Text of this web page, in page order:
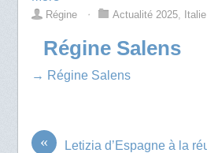
Régine ⋅ Actualité 2025, Italie
Régine Salens
→ Régine Salens
«
Letizia d’Espagne à la